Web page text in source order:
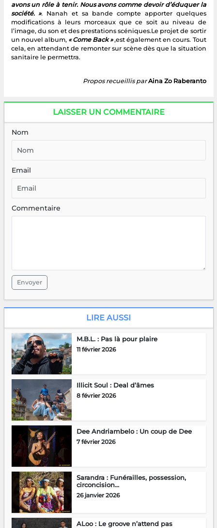
avons un rôle à tenir. Nous avons comme devoir d’éduquer la
société. ». Nanah et sa bande compte apporter quelques
modifications à leurs morceaux que ce soit au niveau de
l’image, du son et des prestations scéniques.Le projet de sortir
un nouvel album, « Come Back »,est également en cours. Tout
cela, en attendant de remonter sur scène dès que la situation
sanitaire le permettra.
Propos recueillis par Aina Zo Raberanto
LAISSER UN COMMENTAIRE
Nom
Email
Commentaire
Envoyer
LIRE AUSSI
M.B.L. : Pas là pour plaire
11 février 2026
Illicit Soul : Deal d’âmes
8 février 2026
Dee Andriambelo : Un coup de Dee
7 février 2026
Sarandra : Funérailles, possession,
circoncision…
26 janvier 2026
ALoo : Le groove n’attend pas